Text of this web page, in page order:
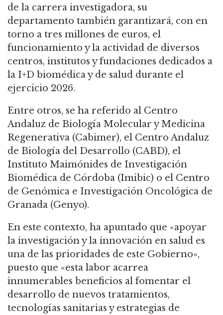
de la carrera investigadora, su
departamento también garantizará, con en
torno a tres millones de euros, el
funcionamiento y la actividad de diversos
centros, institutos y fundaciones dedicados a
la I+D biomédica y de salud durante el
ejercicio 2026.
Entre otros, se ha referido al Centro
Andaluz de Biología Molecular y Medicina
Regenerativa (Cabimer), el Centro Andaluz
de Biología del Desarrollo (CABD), el
Instituto Maimónides de Investigación
Biomédica de Córdoba (Imibic) o el Centro
de Genómica e Investigación Oncológica de
Granada (Genyo).
En este contexto, ha apuntado que «apoyar
la investigación y la innovación en salud es
una de las prioridades de este Gobierno»,
puesto que «esta labor acarrea
innumerables beneficios al fomentar el
desarrollo de nuevos tratamientos,
tecnologías sanitarias y estrategias de